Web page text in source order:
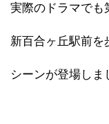
実際のドラマでも
新百合ヶ丘駅前を
シーンが登場しま